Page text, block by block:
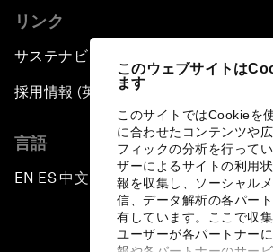
このウェブサイトは
ます
このサイトではCookieを
に合わせたコンテンツや
フィックの分析を行って
ザーによるサイトの利用
報を収集し、ソーシャル
信、データ解析の各パー
有しています。ここで収集
ユーザーが各パートナー
リンク
サステナビリティへの取り組み
採用情報 (英語のみ)
言語
EN ▪ ES▪中文▪ 日本語